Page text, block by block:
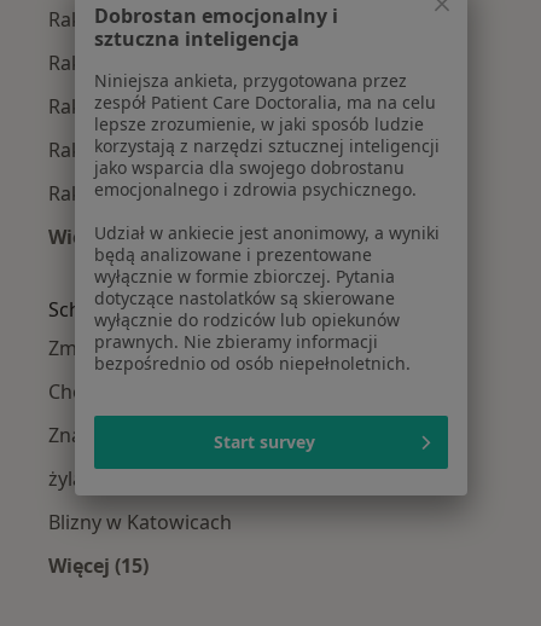
Rak szyjki macicy w Gliwicach
Rak szyjki macicy w Dąbrowie Górniczej
Rak szyjki macicy w Bielsku-Białej
Rak szyjki macicy w Sosnowcu
Rak szyjki macicy w Będzinie
Więcej (14)
Więcej w kategorii: W pobliżu Katowic
Schorzenia w Katowicach
Zmiany skórne w Katowicach
Choroby chirurgiczne w Katowicach
Znamiona w Katowicach
żylaki kończyn dolnych w Katowicach
Blizny w Katowicach
Więcej (15)
Dobrostan emocjonalny i
sztuczna inteligencja
Niniejsza ankieta, przygotowana przez
zespół Patient Care Doctoralia, ma na celu
lepsze zrozumienie, w jaki sposób ludzie
korzystają z narzędzi sztucznej inteligencji
jako wsparcia dla swojego dobrostanu
emocjonalnego i zdrowia psychicznego.
Udział w ankiecie jest anonimowy, a wyniki
będą analizowane i prezentowane
wyłącznie w formie zbiorczej. Pytania
dotyczące nastolatków są skierowane
wyłącznie do rodziców lub opiekunów
prawnych. Nie zbieramy informacji
bezpośrednio od osób niepełnoletnich.
Start survey